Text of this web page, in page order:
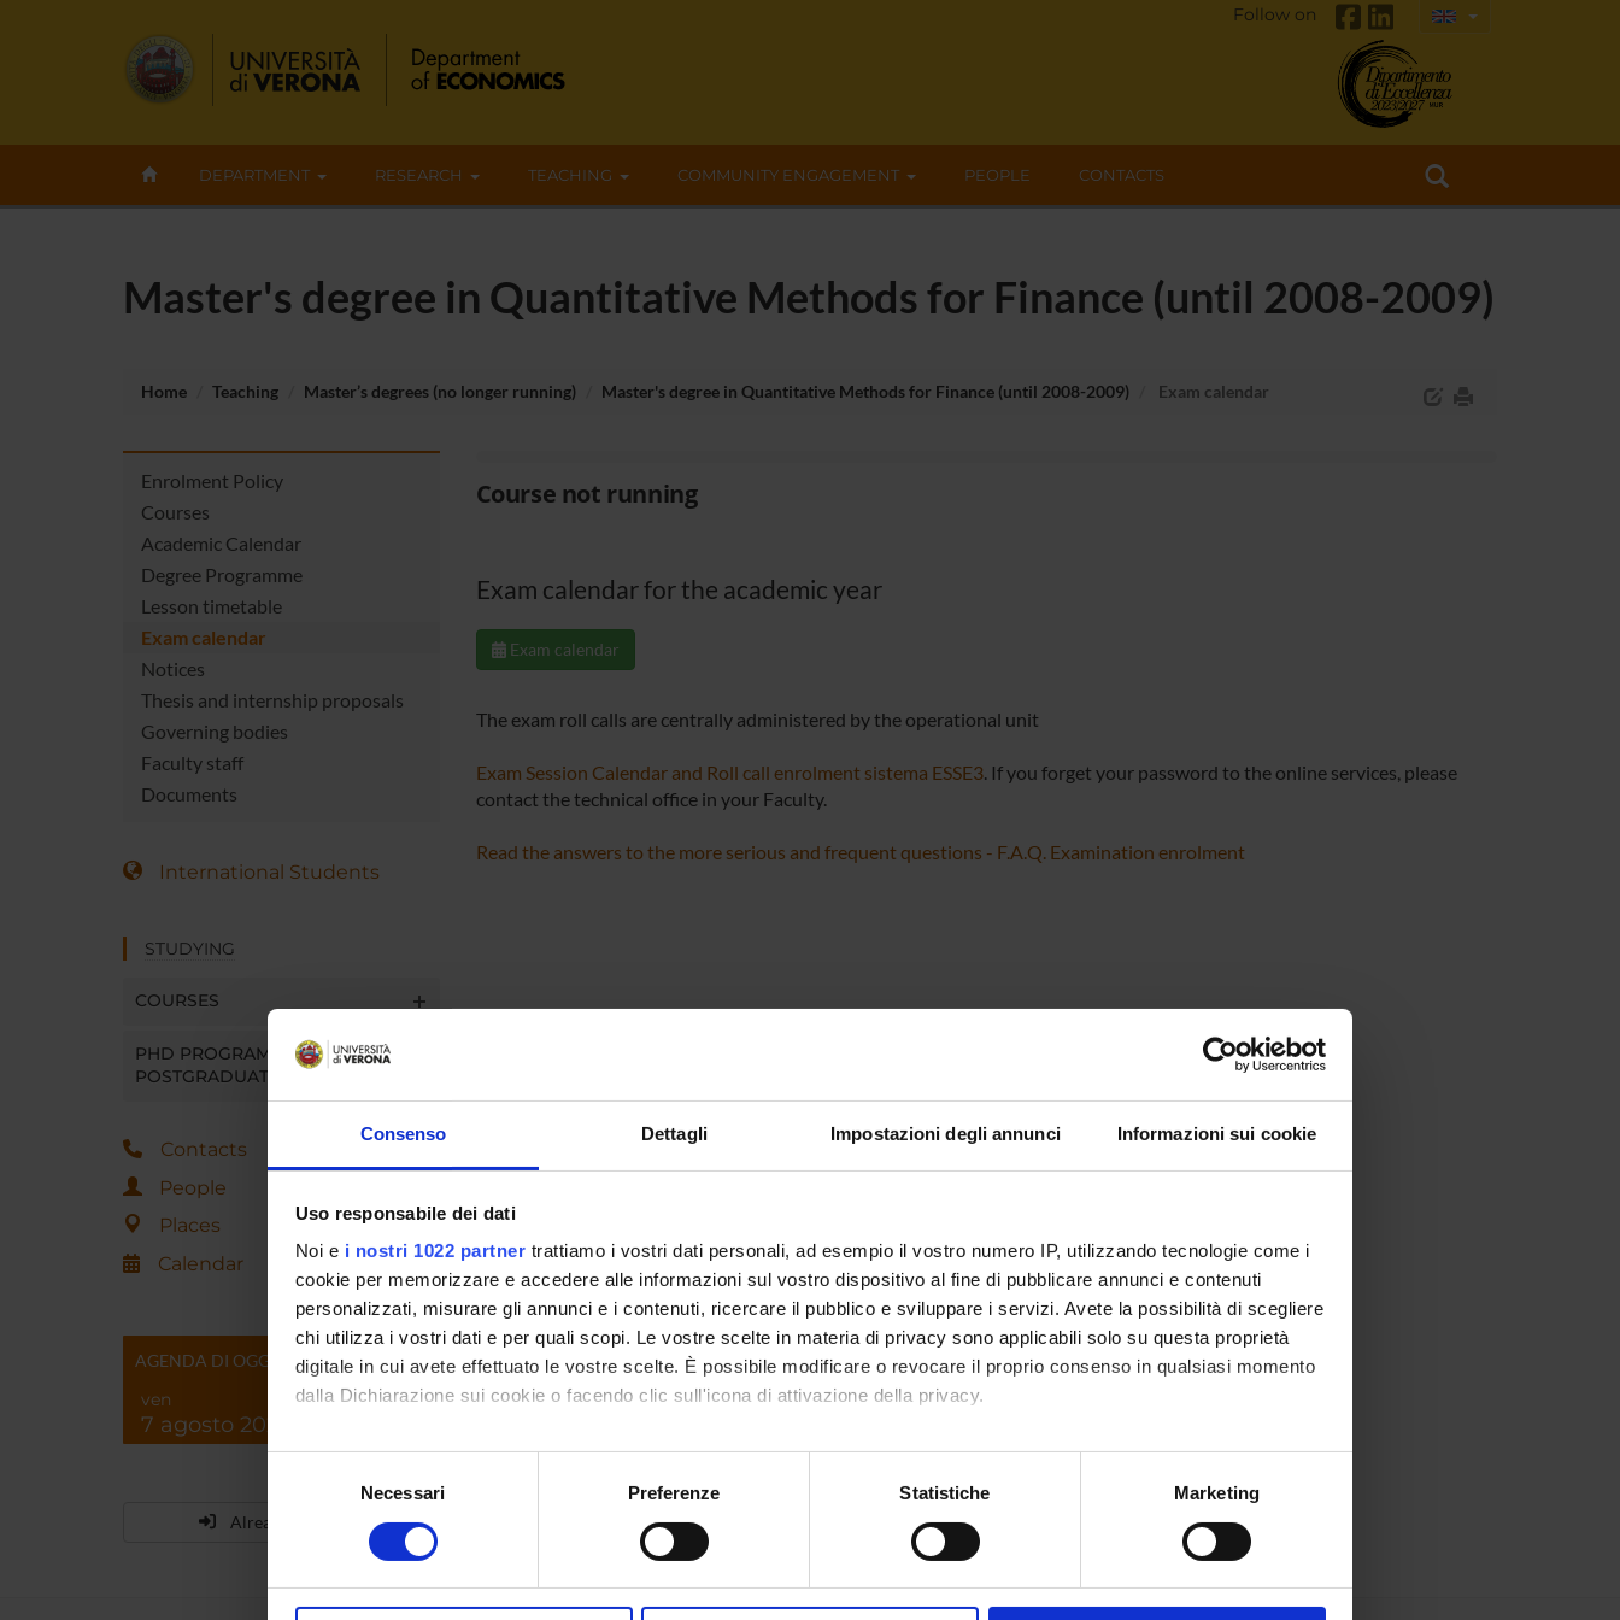
Consenso Dettagli Impostazioni degli annunci Informazioni sui cookie
Uso responsabile dei dati
Noi e i nostri 1022 partner trattiamo i vostri dati personali, ad esempio il vostro numero IP, utilizzando tecnologie come i
cookie per memorizzare e accedere alle informazioni sul vostro dispositivo al fine di pubblicare annunci e contenuti
personalizzati, misurare gli annunci e i contenuti, ricercare il pubblico e sviluppare i servizi. Avete la possibilità di scegliere
chi utilizza i vostri dati e per quali scopi. Le vostre scelte in materia di privacy sono applicabili solo su questa proprietà
digitale in cui avete effettuato le vostre scelte. È possibile modificare o revocare il proprio consenso in qualsiasi momento
dalla Dichiarazione sui cookie o facendo clic sull'icona di attivazione della privacy.
Con il tuo consenso, vorremmo anche:
raccogliere informazioni sulla tua posizione geografica, con un'approssimazione di qualche metro,
digitali).
modificare o ritirare il tuo consenso in qualsiasi momento dalla Dichiarazione sui cookie.
consenso
Necessari Preferenze Statistiche Marketing
Follow on
DEPARTMENT RESEARCH TEACHING COMMUNITY ENGAGEMENT PEOPLE CONTACTS
Master's degree in Quantitative Methods for Finance (until 2008-2009)
Home Teaching Master’s degrees (no longer running) Master's degree in Quantitative Methods for Finance (until 2008-2009) Exam calendar
Enrolment Policy
Courses
Academic Calendar
Degree Programme
Lesson timetable
Exam calendar
Notices
Thesis and internship proposals
Governing bodies
Faculty staff
Documents
International Students
STUDYING
COURSES
PHD PROGRAMMES AND
POSTGRADUATE TRAINING
Contacts
People
Places
Calendar
AGENDA DI OGGI
ven
7 agosto 2026
Already enrolled?
Course not running
Exam calendar for the academic year
Exam calendar
The exam roll calls are centrally administered by the operational unit
Exam Session Calendar and Roll call enrolment sistema ESSE3. If you forget your password to the online services, please
contact the technical office in your Faculty.
Read the answers to the more serious and frequent questions - F.A.Q. Examination enrolment